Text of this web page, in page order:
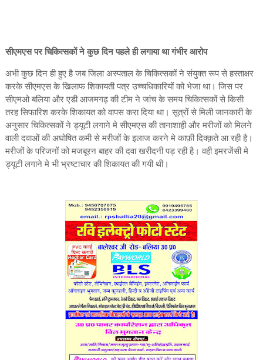
सीएमएस पर चिकित्सकों ने कुछ दिन पहले ही लगाया था गंभीर आरोप
अभी कुछ दिन ही हुए है जब जिला अस्पताल के चिकित्सकों ने संयुक्त रूप से हस्ताक्षर
करके सीएमएस के खिलाफ शिकायती पत्र उच्चधिकारियों को भेजा था। जिस पर
सीएमओ बलिया और एडी आजमगढ़ की टीम ने जांच के समय चिकित्सकों से किसी
तरह सिफारिश करके शिकायत को वापस करा दिया था। सूत्रों से मिली जानकारी के
अनुसार चिकित्सकों ने ड्यूटी लगाने मे सीएमएस की तानाशाही और मरीजों को मिलने
वाली दवाओं की अघोषित कमी से मरीजों के इलाज करने मे काफ़ी दिक्क़ते आ रही है।
मरीजों के परिजनों को मजबूरन बाहर की दवा खरीदनी पड़ रही है। वही इमरजेंसी मे
ड्यूटी लगाने मे भी भ्रष्टाचार की शिकायत की गयी थी।